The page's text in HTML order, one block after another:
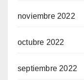
noviembre 2022
octubre 2022
septiembre 2022